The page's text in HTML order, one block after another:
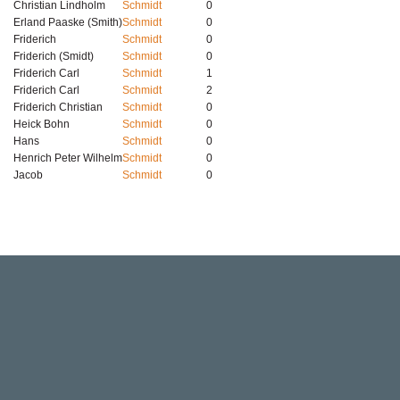
Christian Lindholm
Schmidt
0
Erland Paaske (Smith)Schmidt
0
Friderich
Schmidt
0
Friderich (Smidt)
Schmidt
0
Friderich Carl
Schmidt
1
Friderich Carl
Schmidt
2
Friderich Christian
Schmidt
0
Heick Bohn
Schmidt
0
Hans
Schmidt
0
Henrich Peter WilhelmSchmidt
0
Jacob
Schmidt 0